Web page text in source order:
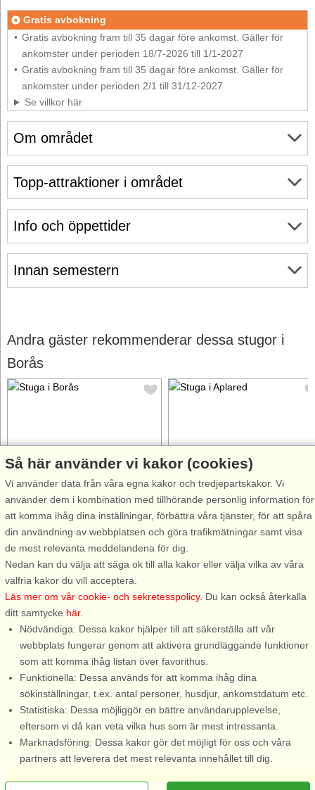
Om området
Info och öppettider
Innan semestern
Gratis avbokning
Gratis avbokning fram till 35 dagar före ankomst. Gäller för
ankomster under perioden 18/7-2026 till 1/1-2027
Gratis avbokning fram till 35 dagar före ankomst. Gäller för
ankomster under perioden 2/1 till 31/12-2027
Se villkor här
Topp-attraktioner i området
Andra gäster rekommenderar dessa stugor i
Borås
Stugnr: 74581
Borås
4 personer, 45 m²
150 m till sjö/hav:.
Välkommen till en härligt
fritidshus med ett fantastiskt
läge och utsikt över skog och
sjö. Smakfullt inrett med en
hemtrevlig känsla. Välskött
stuga med öppet kök och ljust
vardagsrum, med matplats.
Braskaminen ...
från 5.445 SEK
Stugnr: 54338
Aplared
2 personer, 43 m²
159 m till sjö/hav:.
Välkommen till denna charmiga
stuga vid sjön, belägen vid
Borås kommun. Omgiven av en
utsikt över sjön är detta hem
utformat för avkoppling från ...
från 3.843 SEK
Så här använder vi kakor (cookies)
Vi använder data från våra egna kakor och tredjepartskakor. Vi
använder dem i kombination med tillhörande personlig information för
att komma ihåg dina inställningar, förbättra våra tjänster, för att spåra
din användning av webbplatsen och göra trafikmätningar samt visa
de mest relevanta meddelandena för dig.
Nedan kan du välja att säga ok till alla kakor eller välja vilka av våra
valfria kakor du vill acceptera.
Läs mer om vår cookie- och sekretesspolicy. Du kan också återkalla
ditt samtycke här.
Nödvändiga: Dessa kakor hjälper till att säkerställa att vår
webbplats fungerar genom att aktivera grundläggande funktioner
som att komma ihåg listan över favorithus.
Funktionella: Dessa används för att komma ihåg dina
sökinställningar, t.ex. antal personer, husdjur, ankomstdatum etc.
Statistiska: Dessa möjliggör en bättre användarupplevelse,
eftersom vi då kan veta vilka hus som är mest intressanta.
Marknadsföring: Dessa kakor gör det möjligt för oss och våra
partners att leverera det mest relevanta innehållet till dig.